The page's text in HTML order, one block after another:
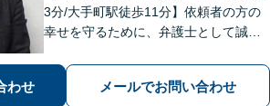
3分/大手町駅徒歩11分】依頼者の方の
幸せを守るために、弁護士として誠意
がモットーです。依頼者に寄り添い、
丁寧、迅速に問題解決に取り組んでい
わせ メールでお問い合わせ